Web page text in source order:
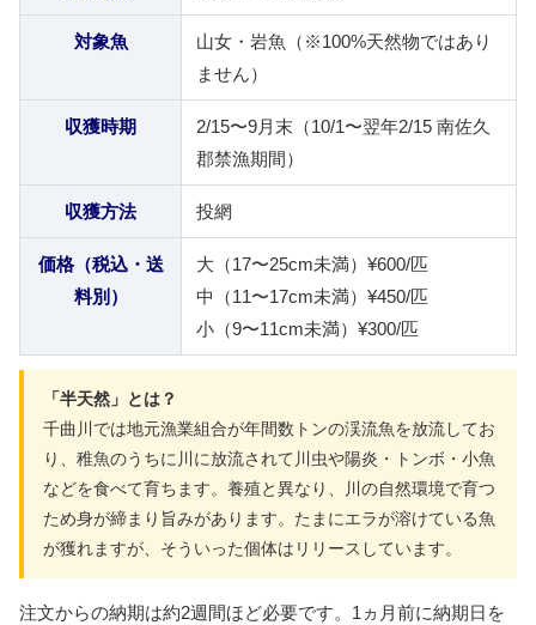
対象魚
山女・岩魚（※100%天然物ではあり
ません）
収獲時期
2/15〜9月末（10/1〜翌年2/15 南佐久
郡禁漁期間）
収獲方法 投網
価格（税込・送
料別）
大（17〜25cm未満）¥600/匹
中（11〜17cm未満）¥450/匹
小（9〜11cm未満）¥300/匹
「半天然」とは？
千曲川では地元漁業組合が年間数トンの渓流魚を放流してお
り、稚魚のうちに川に放流されて川虫や陽炎・トンボ・小魚
などを食べて育ちます。養殖と異なり、川の自然環境で育つ
ため身が締まり旨みがあります。たまにエラが溶けている魚
が獲れますが、そういった個体はリリースしています。
注文からの納期は約2週間ほど必要です。1ヵ月前に納期日を